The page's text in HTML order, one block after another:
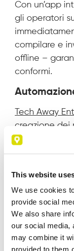
This website
We use cookies
provide social
We also share
our social media,
may combine it
provided to them
Con un’app
gli operatori
compilare e
offline –
conformi.
Tech Away
creazione dei
raccolti
strutturati,
gestionali
La piena
gestionali
automatica